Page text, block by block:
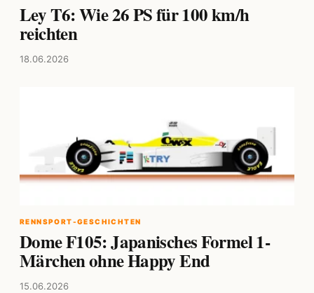
Ley T6: Wie 26 PS für 100 km/h
reichten
18.06.2026
RENNSPORT-GESCHICHTEN
Dome F105: Japanisches Formel 1-
Märchen ohne Happy End
15.06.2026